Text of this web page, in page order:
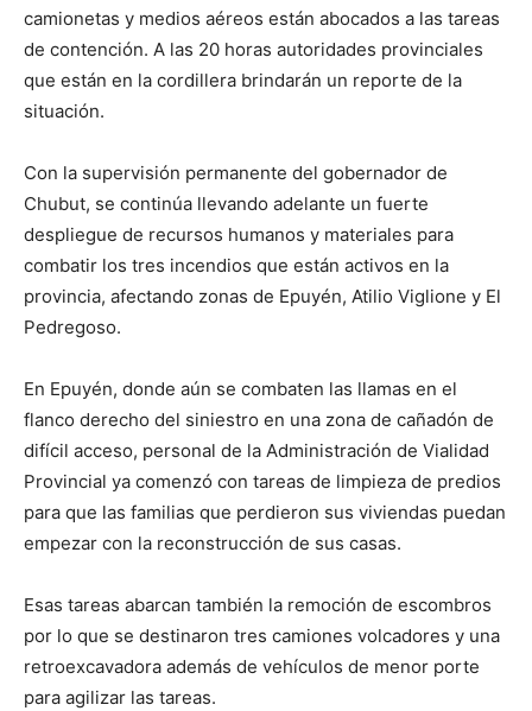
camionetas y medios aéreos están abocados a las tareas
de contención. A las 20 horas autoridades provinciales
que están en la cordillera brindarán un reporte de la
situación.
Con la supervisión permanente del gobernador de
Chubut, se continúa llevando adelante un fuerte
despliegue de recursos humanos y materiales para
combatir los tres incendios que están activos en la
provincia, afectando zonas de Epuyén, Atilio Viglione y El
Pedregoso.
En Epuyén, donde aún se combaten las llamas en el
flanco derecho del siniestro en una zona de cañadón de
difícil acceso, personal de la Administración de Vialidad
Provincial ya comenzó con tareas de limpieza de predios
para que las familias que perdieron sus viviendas puedan
empezar con la reconstrucción de sus casas.
Esas tareas abarcan también la remoción de escombros
por lo que se destinaron tres camiones volcadores y una
retroexcavadora además de vehículos de menor porte
para agilizar las tareas.